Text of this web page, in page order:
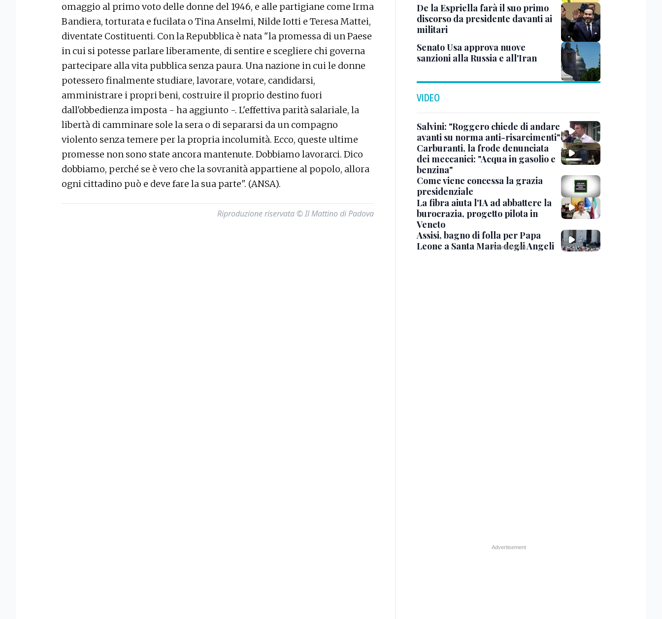
omaggio al primo voto delle donne del 1946, e alle partigiane come Irma
Bandiera, torturata e fucilata o Tina Anselmi, Nilde Iotti e Teresa Mattei,
diventate Costituenti. Con la Repubblica è nata "la promessa di un Paese
in cui si potesse parlare liberamente, di sentire e scegliere chi governa
partecipare alla vita pubblica senza paura. Una nazione in cui le donne
potessero finalmente studiare, lavorare, votare, candidarsi,
amministrare i propri beni, costruire il proprio destino fuori
dall'obbedienza imposta - ha aggiunto -. L'effettiva parità salariale, la
libertà di camminare sole la sera o di separarsi da un compagno
violento senza temere per la propria incolumità. Ecco, queste ultime
promesse non sono state ancora mantenute. Dobbiamo lavorarci. Dico
dobbiamo, perché se è vero che la sovranità appartiene al popolo, allora
ogni cittadino può e deve fare la sua parte". (ANSA).
Riproduzione riservata © Il Mattino di Padova
De la Espriella farà il suo primo
discorso da presidente davanti ai
militari
Senato Usa approva nuove
sanzioni alla Russia e all'Iran
VIDEO
Salvini: "Roggero chiede di andare
avanti su norma anti-risarcimenti"
Carburanti, la frode denunciata
dei meccanici: "Acqua in gasolio e
benzina"
Come viene concessa la grazia
presidenziale
La fibra aiuta l'IA ad abbattere la
burocrazia, progetto pilota in
Veneto
Assisi, bagno di folla per Papa
Leone a Santa Maria degli Angeli